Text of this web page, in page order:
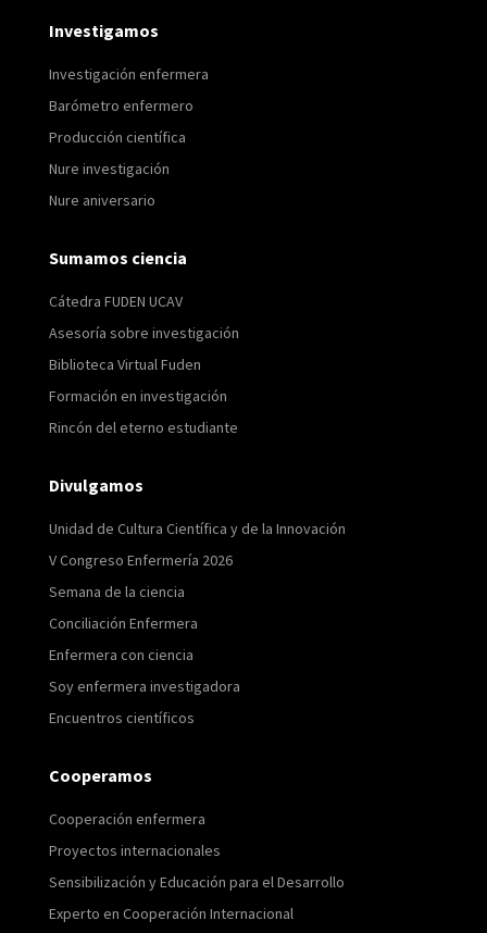
Investigamos
Investigación enfermera
Barómetro enfermero
Producción científica
Nure investigación
Nure aniversario
Sumamos ciencia
Cátedra FUDEN UCAV
Asesoría sobre investigación
Biblioteca Virtual Fuden
Formación en investigación
Rincón del eterno estudiante
Divulgamos
Unidad de Cultura Científica y de la Innovación
V Congreso Enfermería 2026
Semana de la ciencia
Conciliación Enfermera
Enfermera con ciencia
Soy enfermera investigadora
Encuentros científicos
Cooperamos
Cooperación enfermera
Proyectos internacionales
Sensibilización y Educación para el Desarrollo
Experto en Cooperación Internacional